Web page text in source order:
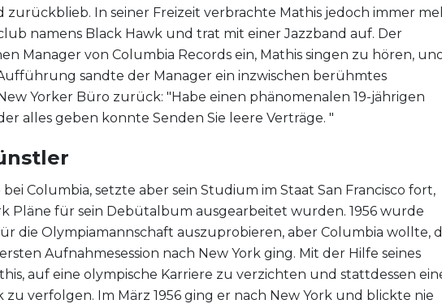
zurückblieb. In seiner Freizeit verbrachte Mathis jedoch immer
namens Black Hawk und trat mit einer Jazzband auf. Der
Manager von Columbia Records ein, Mathis singen zu hören, und
sandte der Manager ein inzwischen berühmtes
Yorker Büro zurück: "Habe einen phänomenalen 19-jährigen
alles geben konnte Senden Sie leere Verträge. "
Columbia, setzte aber sein Studium im Staat San Francisco fort,
Pläne für sein Debütalbum ausgearbeitet wurden. 1956 wurde
die Olympiamannschaft auszuprobieren, aber Columbia wollte,
Aufnahmesession nach New York ging. Mit der Hilfe seines
auf eine olympische Karriere zu verzichten und stattdessen
zu verfolgen. Im März 1956 ging er nach New York und blickte nie